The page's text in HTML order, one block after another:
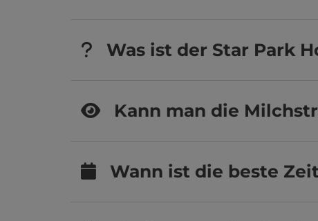
Was ist der Star Park
Kann man die
Wann ist die beste